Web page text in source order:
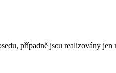
případně jsou realizovány